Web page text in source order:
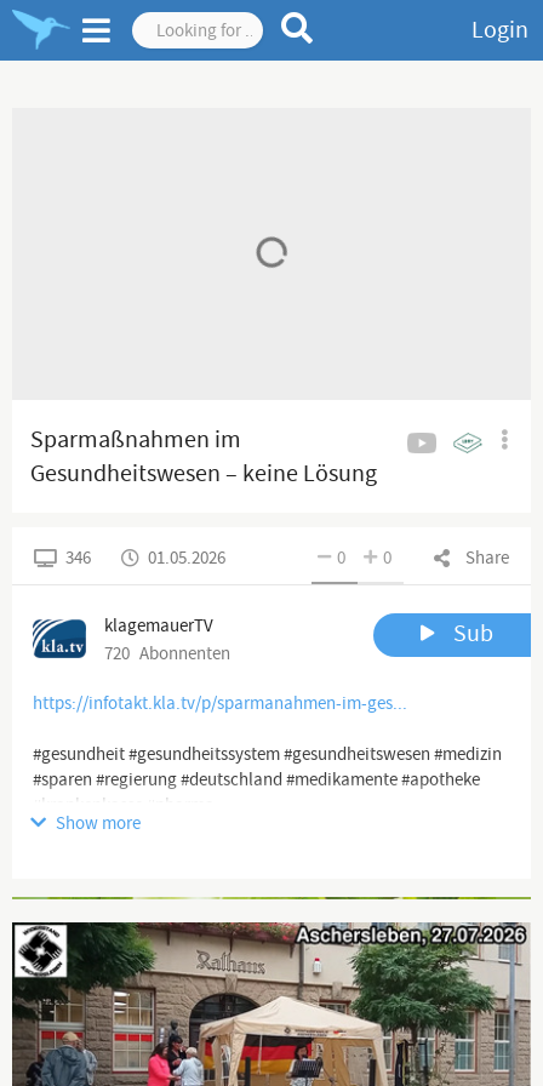
Login
Sparmaßnahmen im
Gesundheitswesen – keine Lösung
Share
0 0
346 01.05.2026
klagemauerTV
720 Abonnenten
Sub
https://infotakt.kla.tv/p/sparmanahmen-im-ges...
#gesundheit #gesundheitssystem #gesundheitswesen #medizin
#sparen #regierung #deutschland #medikamente #apotheke
#krankenkasse #pharma
www.kla.tv
Die anderen Nachrichten ...
Klagemauer TV entlarvt Verderben bringende Medienlügen und
Lügenmedien!
Die Lüge der Hauptmedien beginnt bei der Vortäuschung ihrer
Vielfalt, obgleich sie sich doch bald weltweit in nur noch einer
Show more